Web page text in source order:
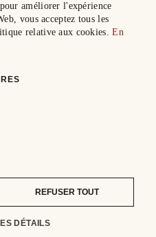
améliorer l'expérience
vous acceptez tous les
relative aux cookies.En
REFUSER TOUT
DÉTAILS